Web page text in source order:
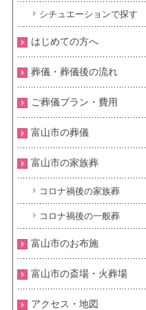
シチュエーションで探す
はじめての方へ
葬儀・葬儀後の流れ
ご葬儀プラン・費用
富山市の葬儀
富山市の家族葬
コロナ禍後の家族葬
コロナ禍後の一般葬
富山市のお布施
富山市の斎場・火葬場
アクセス・地図